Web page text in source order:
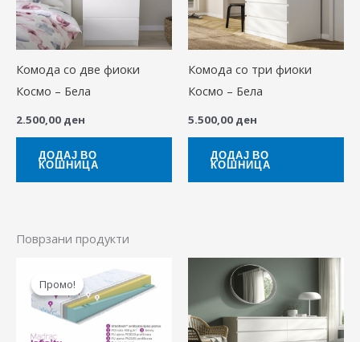
Комода со две фиоки
Космо – Бела
2.500,00 ден
ДОДАЈ ВО
КОШНИЦА
Комода со три фиоки
Космо – Бела
5.500,00 ден
ДОДАЈ ВО
КОШНИЦА
Поврзани продукти
Промо!
Промо!
range:
10.450,00 ден
through
20.780,00 ден
product
multiple
This
has